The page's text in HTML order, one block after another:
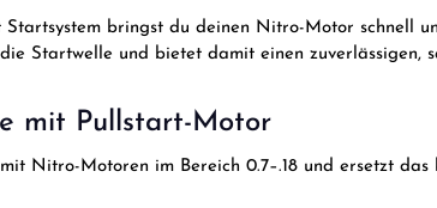
bringst du deinen Nitro-Motor schnell
Startwelle und bietet damit einen zuverlässigen,
mit Pullstart-Motor
Nitro-Motoren im Bereich 0.7–.18 und ersetzt